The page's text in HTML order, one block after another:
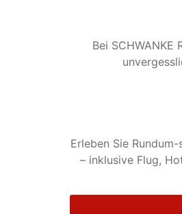
Bei
Erleben Sie
– inklusive Flug,